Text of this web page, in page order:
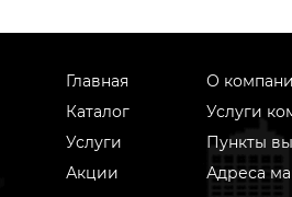
Главная
Каталог
Услуги
Акции
О
Услуги
Пункты
Адреса